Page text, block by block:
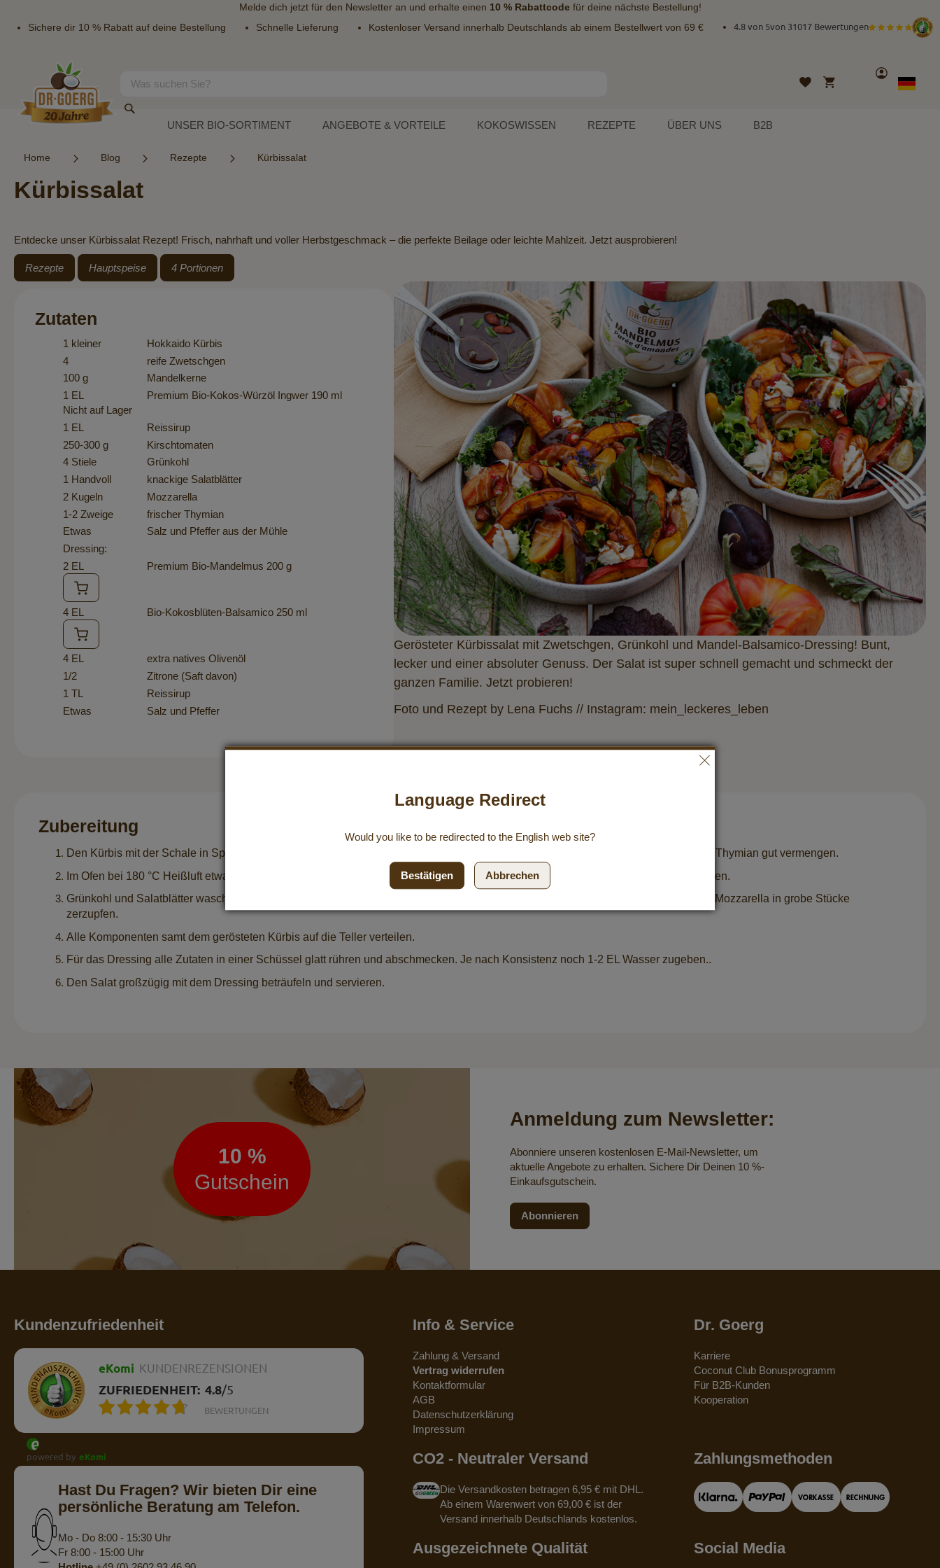
Melde dich jetzt für den Newsletteran und erhalte einen 10 % Rabattcodefür deine nächste Bestellung!
Sichere dir 10 % Rabatt auf deine Bestellung
Schnelle Lieferung Kostenloser Versand innerhalb Deutschlands ab einem Bestellwert von 69 € 4.8 von 5von 31017 Bewertungen
Inhalt
Suche
Wunschliste
Mein Warenkorb
Konto
Sprache
German
UNSER BIO-SORTIMENT ANGEBOTE & VORTEILE KOKOSWISSEN REZEPTE ÜBER UNS B2B
Home Blog Rezepte Kürbissalat
Kürbissalat
Entdecke unser Kürbissalat Rezept! Frisch, nahrhaft und voller Herbstgeschmack – die perfekte Beilage oder leichte Mahlzeit. Jetzt ausprobieren!
Rezepte Hauptspeise 4 Portionen
Zutaten
1 kleiner
Hokkaido Kürbis
4
reife Zwetschgen
100 g
Mandelkerne
1 EL
Premium Bio-Kokos-Würzöl Ingwer 190 ml
Nicht auf Lager
1 EL
Reissirup
250-300 g
Kirschtomaten
4 Stiele
Grünkohl
1 Handvoll
knackige Salatblätter
2 Kugeln
Mozzarella
1-2 Zweige
frischer Thymian
Etwas
Salz und Pfeffer aus der Mühle
Dressing:
2 EL
Premium Bio-Mandelmus 200 g
4 EL Bio-Kokosblüten-Balsamico 250 ml
4 EL
extra natives Olivenöl
1/2
Zitrone (Saft davon)
1 TL
Reissirup
Etwas
Salz und Pfeffer
Gerösteter Kürbissalat mit Zwetschgen, Grünkohl und Mandel-Balsamico-Dressing! Bunt,
lecker und einer absoluter Genuss. Der Salat ist super schnell gemacht und schmeckt der
ganzen Familie. Jetzt probieren!
Foto und Rezept by Lena Fuchs // Instagram: mein_leckeres_leben
Zubereitung
Den Kürbis mit der Schale in Spalten schneiden und auf einem Blech verteilen. Mit dem Kokos-Würzöl, Reissirup, Salz, Pfeffer und Thymian gut vermengen.
Im Ofen bei 180 °C Heißluft etwa 30-35 Minuten goldbraun backen. In den letzten 10 Minuten die Mandelkerne zugeben und mitrösten.
Grünkohl und Salatblätter waschen, trocken tupfen und in mundgerechte Stücke zerteilen. Tomaten halbieren. Zwetschken vierteln. Mozzarella in grobe Stücke
zerzupfen.
Alle Komponenten samt dem gerösteten Kürbis auf die Teller verteilen.
Für das Dressing alle Zutaten in einer Schüssel glatt rühren und abschmecken. Je nach Konsistenz noch 1-2 EL Wasser zugeben..
Den Salat großzügig mit dem Dressing beträufeln und servieren.
Newsletter
10 %
Gutschein
Anmeldung zum Newsletter:
Abonniere unseren kostenlosen E-Mail-Newsletter, um
aktuelle Angebote zu erhalten. Sichere Dir Deinen 10 %-
Einkaufsgutschein.
Abonnieren
Kundenzufriedenheit
eKomi KUNDENREZENSIONEN
ZUFRIEDENHEIT: 4.8/5
BEWERTUNGEN
powered by eKomi
Hast Du Fragen? Wir bieten Dir eine
persönliche Beratung am Telefon.
Mo - Do 8:00 - 15:30 Uhr
Fr 8:00 - 15:00 Uhr
Info & Service
Zahlung & Versand
Vertrag widerrufen
Kontaktformular
AGB
Datenschutzerklärung
Impressum
Dr. Goerg
Karriere
Coconut Club Bonusprogramm
Für B2B-Kunden
Kooperation
CO2 - Neutraler Versand
Die Versandkosten betragen 6,95 € mit DHL.
Ab einem Warenwert von 69,00 € ist der
Versand innerhalb Deutschlands kostenlos.
Zahlungsmethoden
Ausgezeichnete Qualität Social Media
Language Redirect
Would you like to be redirected to the English web site?
Bestätigen Abbrechen